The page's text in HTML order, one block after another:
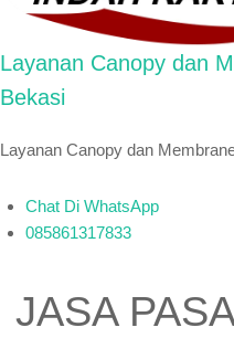
Layanan Canopy dan
Bekasi
Layanan Canopy dan
Chat Di WhatsApp
085861317833
JASA